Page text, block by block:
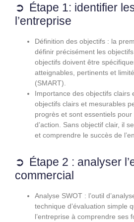
Étape 1: identifier
l’entreprise
Définition des objectifs : la
définir précisément les
objectifs doivent être
atteignables, pertinents et
(SMART).
Importance des objectifs clairs
objectifs clairs et mesurables
progrès et sont essentiels pour
d’action. Sans objectif clair, il
et comprendre le succès de
Étape 2 : analyser
commercial
Analyse SWOT : l’outil
technique d’évaluation simple
l’entreprise à comprendre ses